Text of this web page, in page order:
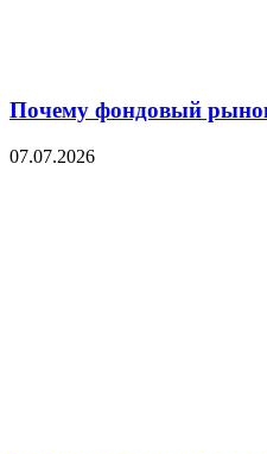
Почему фондовый рынок
07.07.2026